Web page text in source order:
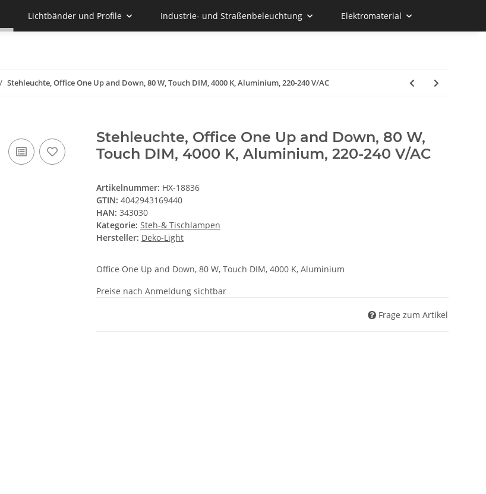
Lichtbänder und Profile Industrie- und Straßenbeleuchtung Elektromaterial
Stehleuchte, Office One Up and Down, 80 W, Touch DIM, 4000 K, Aluminium, 220-240 V/AC
Stehleuchte, Office One Up and Down, 80 W,
Touch DIM, 4000 K, Aluminium, 220-240 V/AC
Artikelnummer: HX-18836
GTIN: 4042943169440
HAN: 343030
Kategorie: Steh-& Tischlampen
Hersteller: Deko-Light
Office One Up and Down, 80 W, Touch DIM, 4000 K, Aluminium
Preise nach Anmeldung sichtbar
Frage zum Artikel